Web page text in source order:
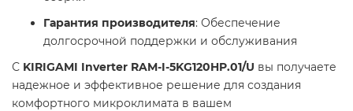
Гарантия производителя: Обеспечение
долгосрочной поддержки и обслуживания​
С KIRIGAMI Inverter RAM-I-5KG120HP.01/U вы получаете
надежное и эффективное решение для создания
комфортного микроклимата в вашем